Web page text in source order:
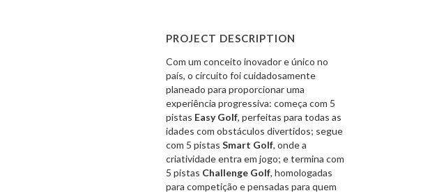
PROJECT DESCRIPTION
Com um conceito inovador e único no
país, o circuito foi cuidadosamente
planeado para proporcionar uma
experiência progressiva: começa com 5
pistas Easy Golf, perfeitas para todas as
idades com obstáculos divertidos; segue
com 5 pistas Smart Golf, onde a
criatividade entra em jogo; e termina com
5 pistas Challenge Golf, homologadas
para competição e pensadas para quem